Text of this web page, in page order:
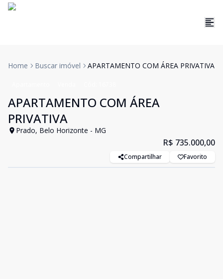
Home Buscar imóvel APARTAMENTO COM ÁREA PRIVATIVA
APARTAMENTO COM ÁREA
PRIVATIVA
Prado, Belo Horizonte - MG
R$ 735.000,00
Compartilhar Favorito